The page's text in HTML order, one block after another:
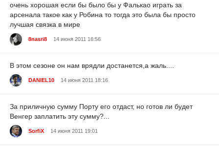
очень хорошая если бы было бы у Фалькао играть за
арсенала такое как у Робина то тогда это была бы просто
лучшая связка в мире
8nasri8 14 июня 2011 16:56
В этом сезоне он нам врядли достанется,а жаль....
DANIEL10 14 июня 2011 18:16
За приличную сумму Порту его отдаст, но готов ли будет
Венгер заплатить эту сумму?...
SorfiX 14 июня 2011 19:01